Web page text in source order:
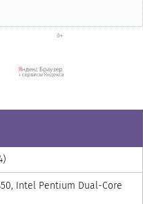
Intel Pentium Dual-Core